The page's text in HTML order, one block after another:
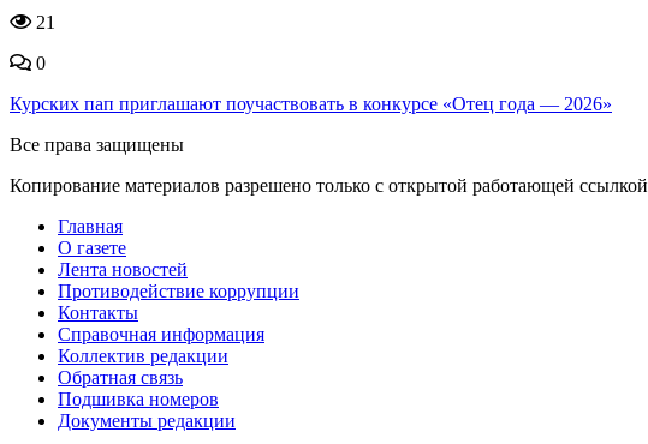
21
0
Курских пап приглашают поучаствовать в конкурсе «Отец года — 2026»
Все права защищены
Копирование материалов разрешено только с открытой работающей ссылкой
Главная
О газете
Лента новостей
Противодействие коррупции
Контакты
Справочная информация
Коллектив редакции
Обратная связь
Подшивка номеров
Документы редакции